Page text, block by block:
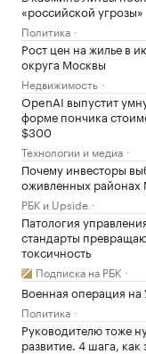
«российской угрозы»
Политика
Рост цен на жилье в
округа Москвы
Недвижимость
OpenAI выпустит
форме пончика
$300
Технологии и медиа
Почему инвесторы
оживленных районах
РБК и Upside
Патология
стандарты
токсичность
Подписка на РБК
Военная операция
Политика
Руководителю тоже
развитие. 4 шага, как